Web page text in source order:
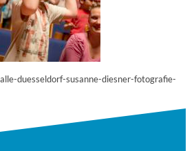
duesseldorf-susanne-diesner-fotografie-